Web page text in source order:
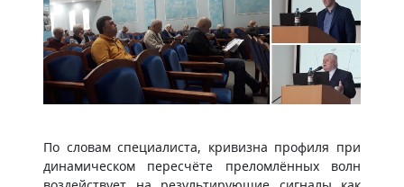
По словам специалиста, кривизна профиля при
динамическом пересчёте преломлённых волн